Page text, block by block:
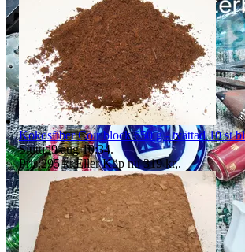
om skälig ersättning om det är mindre skada på
Plantanica innehar F-skatt och alla varor säljs
Kokosfiber Coir block 650 g - tvättad 10 st
Sluttid9 aug 10:34.
Pris:295 kr,Eller Köp nu 319 kr,.